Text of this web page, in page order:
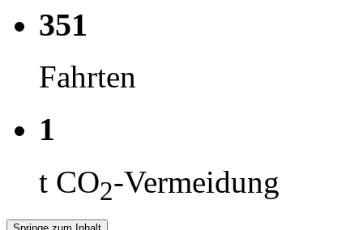
351
Fahrten
1
t CO2-Vermeidung
Springe zum Inhalt